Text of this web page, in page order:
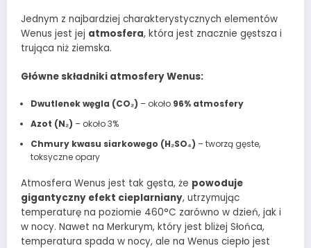
Jednym z najbardziej charakterystycznych elementów
Wenus jest jej atmosfera, która jest znacznie gęstsza i
trująca niż ziemska.
Główne składniki atmosfery Wenus:
Dwutlenek węgla (CO₂) – około 96% atmosfery
Azot (N₂) – około 3%
Chmury kwasu siarkowego (H₂SO₄) – tworzą gęste,
toksyczne opary
Atmosfera Wenus jest tak gęsta, że powoduje
gigantyczny efekt cieplarniany, utrzymując
temperaturę na poziomie 460°C zarówno w dzień, jak i
w nocy. Nawet na Merkurym, który jest bliżej Słońca,
temperatura spada w nocy, ale na Wenus ciepło jest